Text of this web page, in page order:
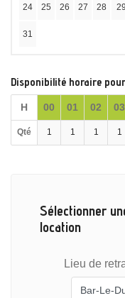
24 25 26 27 28 29
31
Disponibilité horaire
H 00 01 02 03
Qté 1 1 1 1
Sélectionner
location
Lieu de